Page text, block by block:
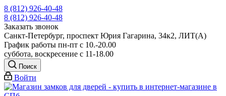
8 (812) 926-40-48
8 (812) 926-40-48
Заказать звонок
Санкт-Петербург, проспект Юрия Гагарина, 34к2, ЛИТ(А)
График работы пн-пт с 10.-20.00
суббота, воскресение с 11-18.00
Поиск
Войти